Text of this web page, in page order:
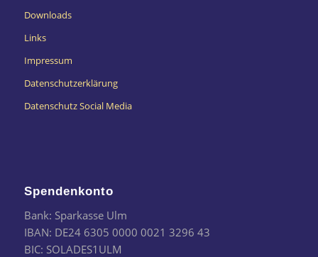
Downloads
Links
Impressum
Datenschutzerklärung
Datenschutz Social Media
Spendenkonto
Bank: Sparkasse Ulm
IBAN: DE24 6305 0000 0021 3296 43
BIC: SOLADES1ULM